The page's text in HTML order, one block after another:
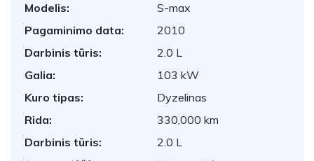
Modelis:
S-max
Pagaminimo data:
2010
Darbinis tūris:
2.0 L
Galia:
103 kW
Kuro tipas:
Dyzelinas
Rida:
330,000 km
Darbinis tūris:
2.0 L